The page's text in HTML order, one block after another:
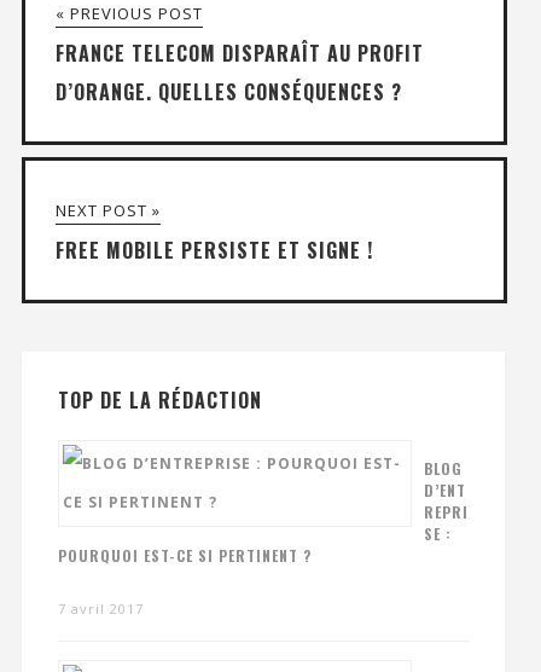
« PREVIOUS POST
FRANCE TELECOM DISPARAÎT AU PROFIT
D’ORANGE. QUELLES CONSÉQUENCES ?
NEXT POST »
FREE MOBILE PERSISTE ET SIGNE !
TOP DE LA RÉDACTION
BLOG
D’ENT
REPRI
SE :
POURQUOI EST-CE SI PERTINENT ?
7 avril 2017